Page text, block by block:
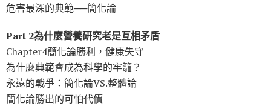
危害最深的典範──簡化論
Part 2為什麼營養研究老是互相矛盾
Chapter4簡化論勝利，健康失守
為什麼典範會成為科學的牢籠？
永遠的戰爭：簡化論VS.整體論
簡化論勝出的可怕代價